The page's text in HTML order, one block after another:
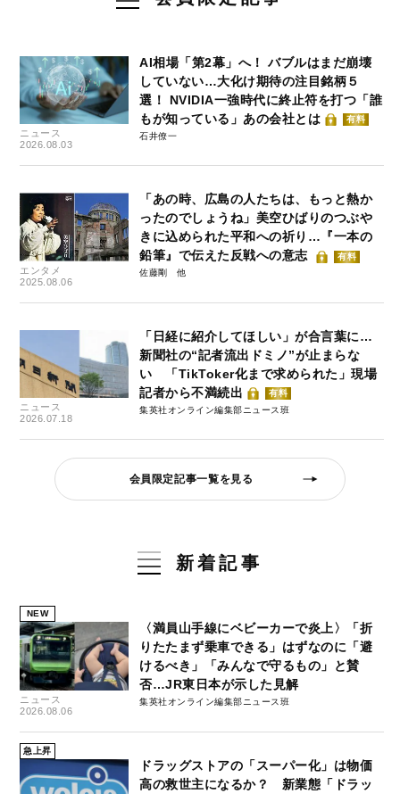
ニュース
2026.08.03
AI相場「第2幕」へ！ バブルはまだ崩壊
していない…大化け期待の注目銘柄５
選！ NVIDIA一強時代に終止符を打つ「誰
もが知っている」あの会社とは
有料
石井僚一
エンタメ
2025.08.06
「あの時、広島の人たちは、もっと熱か
ったのでしょうね」美空ひばりのつぶや
きに込められた平和への祈り…『一本の
鉛筆』で伝えた反戦への意志
有料
佐藤剛
ニュース
2026.07.18
「日経に紹介してほしい」が合言葉に…
新聞社の“記者流出ドミノ”が止まらな
い 「TikToker化まで求められた」現場
記者から不満続出
有料
集英社オンライン編集部ニュース班
会員限定記事一覧を見る
新着記事
NEW
ニュース
2026.08.06
〈満員山手線にベビーカーで炎上〉「折
りたたまず乗車できる」はずなのに「避
けるべき」「みんなで守るもの」と賛
否…JR東日本が示した見解
集英社オンライン編集部ニュース班
急上昇
ドラッグストアの「スーパー化」は物価
高の救世主になるか？ 新業態「ドラッ